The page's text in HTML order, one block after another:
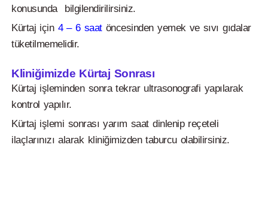
konusunda bilgilendirilirsiniz.
Kürtaj için 4 – 6 saatöncesinden yemek ve sıvı gıdalar
tüketilmemelidir.
Kliniğimizde Kürtaj Sonrası
Kürtaj işleminden sonra tekrar ultrasonografi yapılarak
kontrol yapılır.
Kürtaj işlemi sonrası yarım saat dinlenip reçeteli
ilaçlarınızı alarak kliniğimizden taburcu olabilirsiniz.